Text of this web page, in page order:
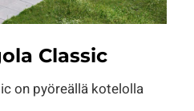
Classic
on pyöreällä kotelolla